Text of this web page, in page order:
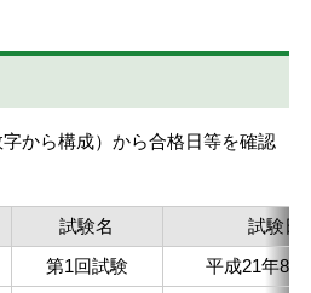
から構成）から合格日等を確認
試験名
試験日
第1回試験
平成21年8月